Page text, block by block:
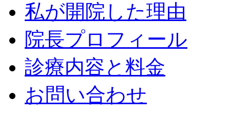
私が開院した理由
院長プロフィール
診療内容と料金
お問い合わせ